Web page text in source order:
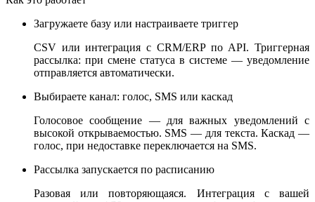
Загружаете базу или настраиваете триггер
CSV или интеграция с CRM/ERP по API. Триггерная
рассылка: при смене статуса в системе — уведомление
отправляется автоматически.
Выбираете канал: голос, SMS или каскад
Голосовое сообщение — для важных уведомлений с
высокой открываемостью. SMS — для текста. Каскад —
голос, при недоставке переключается на SMS.
Рассылка запускается по расписанию
Разовая или повторяющаяся. Интеграция с вашей